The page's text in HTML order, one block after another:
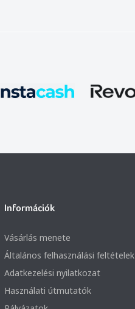
Információk
Vásárlás menete
Általános felhasználási feltételek
Adatkezelési nyilatkozat
Használati útmutatók